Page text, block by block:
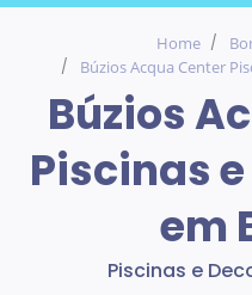
Home
Búzios Acqua Center
Búzios
Piscinas
em
Piscinas e